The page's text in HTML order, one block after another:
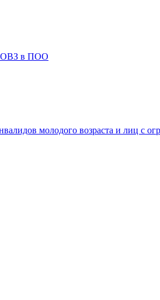
ОВЗ в ПОО
молодого возраста и лиц с